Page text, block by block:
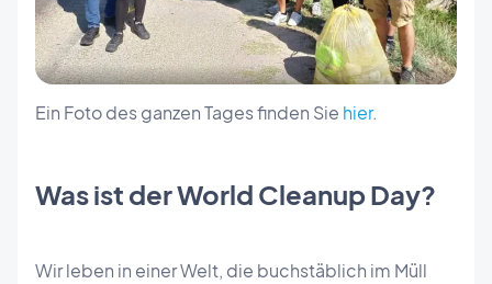
Ein Foto des ganzen Tages finden Sie hier.
Was ist der World Cleanup Day?
Wir leben in einer Welt, die buchstäblich im Müll